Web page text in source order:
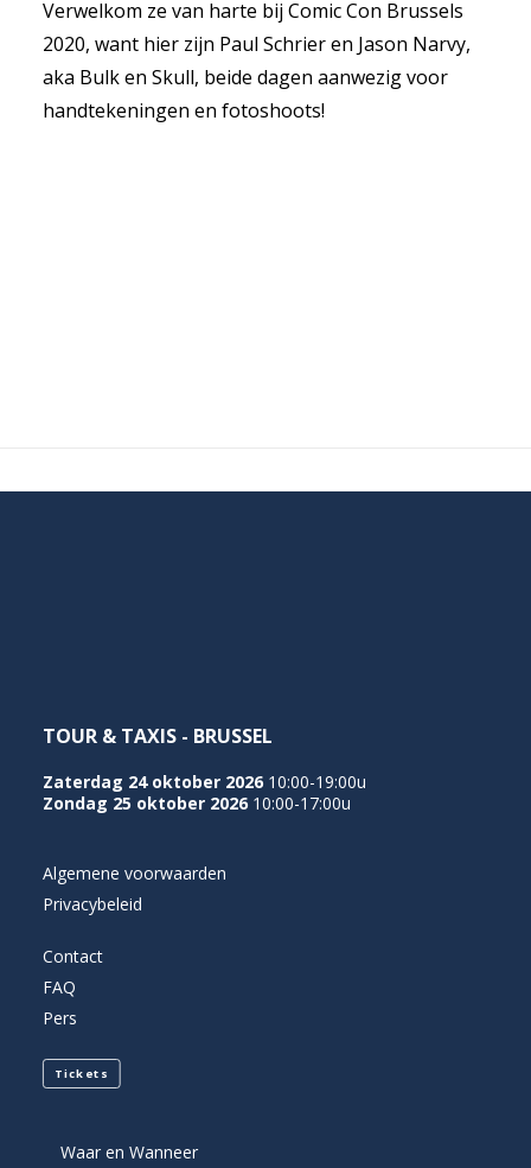
Verwelkom ze van harte bij Comic Con Brussels
2020, want hier zijn Paul Schrier en Jason Narvy,
aka Bulk en Skull, beide dagen aanwezig voor
handtekeningen en fotoshoots!
TOUR & TAXIS - BRUSSEL
Zaterdag 24 oktober 2026 10:00-19:00u
Zondag 25 oktober 2026 10:00-17:00u
Algemene voorwaarden
Privacybeleid
Contact
FAQ
Pers
Tickets
Waar en Wanneer